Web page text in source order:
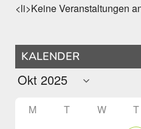
<li>Keine Veranstaltungen
KALENDER
M T W T